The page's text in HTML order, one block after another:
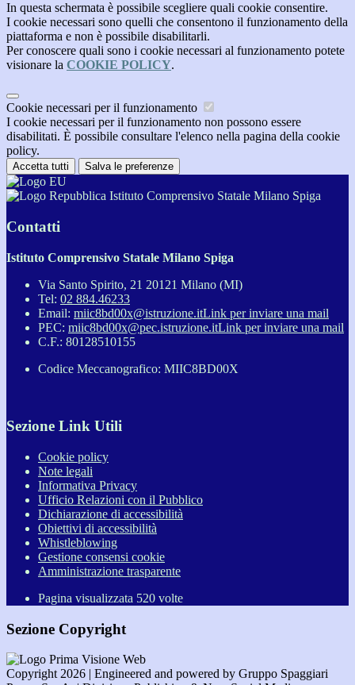
In questa schermata è possibile scegliere quali cookie consentire.
I cookie necessari sono quelli che consentono il funzionamento della
piattaforma e non è possibile disabilitarli.
Per conoscere quali sono i cookie necessari al funzionamento potete
visionare la COOKIE POLICY.
Cookie necessari per il funzionamento
I cookie necessari per il funzionamento non possono essere
disabilitati. È possibile consultare l'elenco nella pagina della cookie
policy.
Accetta tutti Salva le preferenze
Istituto Comprensivo Statale Milano Spiga
Contatti
Istituto Comprensivo Statale Milano Spiga
Via Santo Spirito, 21 20121 Milano (MI)
Tel: 02 884.46233
Email: miic8bd00x@istruzione.itLink per inviare una mail
PEC: miic8bd00x@pec.istruzione.itLink per inviare una mail
C.F.: 80128510155
Codice Meccanografico: MIIC8BD00X
Sezione Link Utili
Cookie policy
Note legali
Informativa Privacy
Ufficio Relazioni con il Pubblico
Dichiarazione di accessibilità
Obiettivi di accessibilità
Whistleblowing
Gestione consensi cookie
Amministrazione trasparente
Pagina visualizzata 520 volte
Sezione Copyright
Copyright 2026 | Engineered and powered by Gruppo Spaggiari